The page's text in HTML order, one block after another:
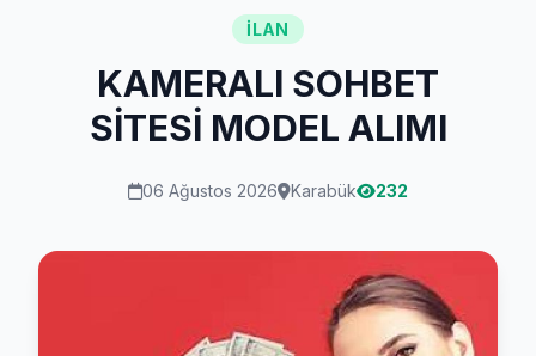
İLAN
KAMERALI SOHBET
SİTESİ MODEL ALIMI
06 Ağustos 2026 Karabük 232